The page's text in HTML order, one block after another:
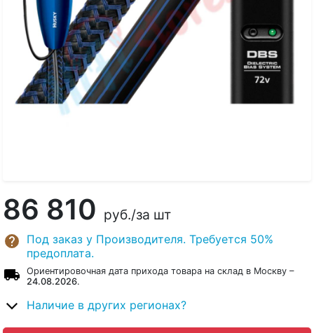
86 810 руб./за шт
Под заказ у Производителя. Требуется 50%
предоплата.
Ориентировочная дата прихода товара на склад в Москву –
24.08.2026.
Наличие в других регионах?